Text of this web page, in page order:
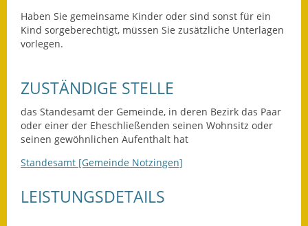
Wagner-Werkstatt
Lärmaktionsplan
Leichte Sprache
Haben Sie gemeinsame Kinder oder sind sonst für ein
Kind sorgeberechtigt, müssen Sie zusätzliche Unterlagen
vorlegen.
ZUSTÄNDIGE STELLE
das Standesamt der Gemeinde, in deren Bezirk das Paar
oder einer der Eheschließenden seinen Wohnsitz oder
seinen gewöhnlichen Aufenthalt hat
Standesamt [Gemeinde Notzingen]
LEISTUNGSDETAILS